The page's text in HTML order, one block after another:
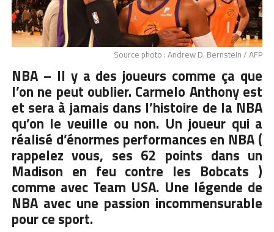
Source photo : Andrew D. Bernstein / AFP
NBA – Il y a des joueurs comme ça que
l’on ne peut oublier. Carmelo Anthonyest
et sera à jamais dans l’histoire de la NBA
qu’on le veuille ou non. Un joueur qui a
réalisé d’énormes performances en NBA (
rappelez vous, ses 62 points dans un
Madison en feu contre les Bobcats )
comme avec Team USA. Une légende de
NBA avec une passion incommensurable
pour ce sport.